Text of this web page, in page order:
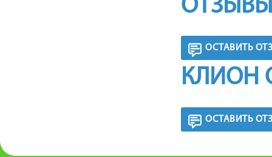
ОСТАВИТЬ
КЛИОН
ОСТАВИТЬ